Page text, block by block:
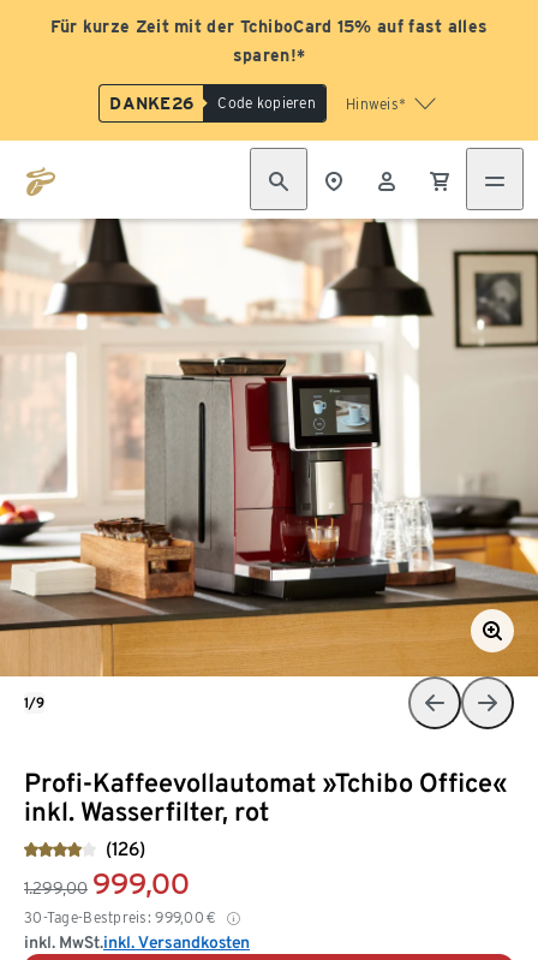
Für kurze Zeit mit der TchiboCard 15% auf fast alles
sparen!*
DANKE26 Code kopieren Hinweis*
Profi-Kaffeevollautomat »Tchibo Office«
inkl. Wasserfilter, rot
(126)
1.299,00 999,00
30-Tage-Bestpreis: 999,00 €
inkl. MwSt.inkl. Versandkosten
1/9